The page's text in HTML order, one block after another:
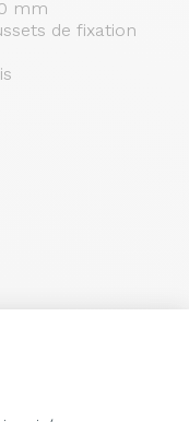
mm
de fixation